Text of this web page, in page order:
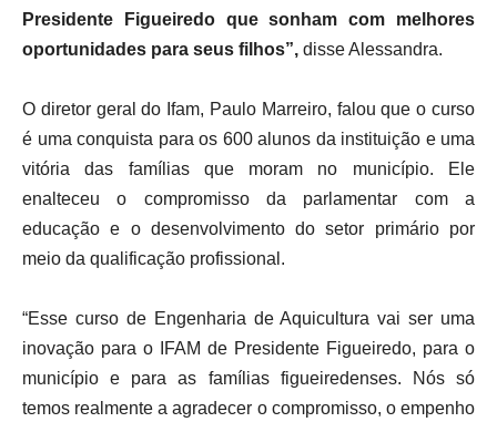
Presidente Figueiredo que sonham com melhores
oportunidades para seus filhos”, disse Alessandra.
O diretor geral do Ifam, Paulo Marreiro, falou que o curso
é uma conquista para os 600 alunos da instituição e uma
vitória das famílias que moram no município. Ele
enalteceu o compromisso da parlamentar com a
educação e o desenvolvimento do setor primário por
meio da qualificação profissional.
“Esse curso de Engenharia de Aquicultura vai ser uma
inovação para o IFAM de Presidente Figueiredo, para o
município e para as famílias figueiredenses. Nós só
temos realmente a agradecer o compromisso, o empenho